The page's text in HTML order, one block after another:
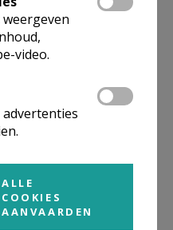
Jan, Bram, Bert-
Verbanck
video.
ALLE
COOKIES
AANVAARDEN